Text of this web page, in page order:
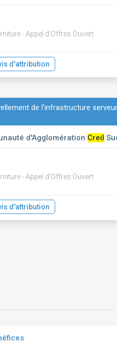
- Appel d'Offres Ouvert
d'attribution
de l'infrastructure
d'Agglomération Creil
- Appel d'Offres Ouvert
d'attribution